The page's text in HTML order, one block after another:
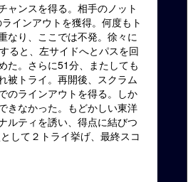
ャンスを得る。相手のノット
インアウトを獲得。何度もト
なり、ここでは不発。徐々に
ると、左サイドへとパスを回
た。さらに51分、またしても
被トライ。再開後、スクラム
のラインアウトを得る。しか
きなかった。もどかしい東洋
ルティを誘い、得点に結びつ
して２トライ挙げ、最終スコ